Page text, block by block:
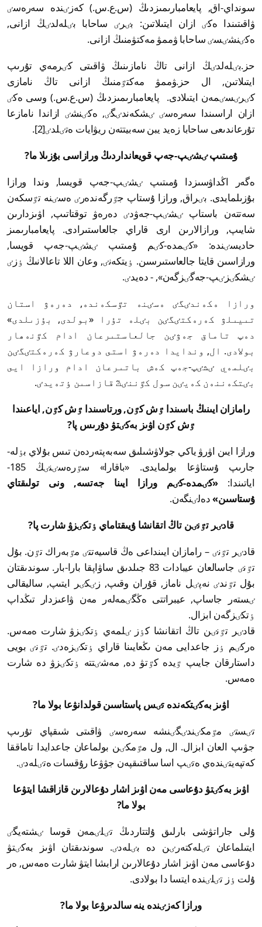
سونداي-اق, پايعامبارىمىزدىڭ (س.ع.س.) كەزٸندە سەرەسٸ
ۋاقىتىندا ەكٸ ازان ايتىلاتىن: بٸرٸ ساحابا بٸلەلدٸڭ ازانى,
ەكٸنشٸسٸ ساحابا ۋممۋ مەكتۋمنىڭ ازانى.
حز.بٸلەلدٸڭ ازانى تاڭ نامازىنىڭ ۋاقىتى كٸرمەي تۇرىپ
ايتىلاتىن, ال حز.ۋممۋ مەكتٷمنىڭ ازانى تاڭ نامازى
كٸرٸسٸمەن ايتىلادى. پايعامبارىمىزدىڭ (س.ع.س.) وسى ەكٸ
ازان اراسىندا سەرەسٸ ٸشكەندٸگٸ, ەكٸنشٸ ازاندا نامازعا
تۇرعاندىعى ساحابا زەيد يبن سەبيتتەن ريۋايات ەتٸلدٸ[2].
ۇمىتىپ ٸشٸپ-جەپ قويعانداردىڭ ورازاسى بۇزىلا ما?
ەگەر اڭداۋسىزدا ۇمىتىپ ٸشٸپ-جەپ قويسا, وندا ورازا
بۇزىلمايدى. بٸراق, ورازا ۇستاپ جٷرگەندەرٸ ەسٸنە تٷسكەن
سەتتەن باستاپ ٸشٸپ-جەۋدٸ دەرەۋ توقتاتىپ, اۋىزدارىن
شايىپ, ورازالارىن ارى قاراي جالعاستىرادى. پايعامبارىمىز
حاديسٸندە: «كٸمدە-كٸم ۇمىتىپ ٸشٸپ-جەپ قويسا,
ورازاسىن قايتا جالعاستىرسىن. ٶيتكەنٸ, وعان اللا تاعالانىڭ ٶزٸ
ٸشكٸزٸپ-جەگٸزگەن», - دەيدٸ.
ورازا ەكەندٸگٸ ەسٸنە تٷسكەندە, دەرەۋ استان
تىيىلۋ كەرەكتٸگٸن بٸلە تۇرا «بولدى, بۇزىلدى»
دەپ تاماق جەۋٸن جالعاستىرعان ادام كٷنەھار
بولادى. ال, وندايدا دەرەۋ استى دوعارۋ كەرەكتٸگٸن
بٸلمەي ٸشٸپ-جەپ كەش باتىرعان ادام ورازا ايى
بٸتكەننەن كەيٸن سول كٷننٸڭ قازاسىن ٶتەيدٸ.
رامازان ايىنىڭ باسىندا ٷش كٷن, ورتاسىندا ٷش كٷن, اياعىندا
ٷش كٷن اۋىز بەكٸتۋ دۇرىس پا?
ورازا ايىن اۋرۋ ياكي جولاۋشىلىق سەبەپتەردەن تىس بۇلاي بٶلە-
جارىپ ۇستاۋعا بولمايدى. «باقارا» سٷرەسٸنٸڭ 185-
اياتىندا: «كٸمدە-كٸم ورازا ايىنا جەتسە, ونى تولىقتاي
ۇستاسىن»دەلٸنگەن.
قادٸر تٷنٸن تاڭ اتقانشا ۇيىقتاماي ٶتكٸزۋ شارت پا?
قادٸر تٷنٸ – رامازان ايىنداعى ەڭ قاسيەتتٸ مٷبەراك تٷن. بۇل
تٷنٸ جاسالعان عيبادات 83 جىلدىق ساۋاپقا بارا-بار. سوندىقتان
بۇل تٷندٸ نەپٸل ناماز, قۇران وقىپ, زٸكٸر ايتىپ, ساليقالى
ٸستەر جاساپ, عيبراتتى ەڭگٸمەلەر مەن ۋاعىزدار تىڭداپ
ٶتكٸزگەن ابزال.
قادٸر تٷنٸن تاڭ اتقانشا كٶز ٸلمەي ٶتكٸزۋ شارت ەمەس.
ەركٸم ٶز جاعدايى مەن ىڭعايىنا قاراي ٶتكٸزەدٸ. تٷنٸ بويى
داستارقان جايىپ ٷيدە كٷتۋ دە, مەشٸتتە ٶتكٸزۋ دە شارت
ەمەس.
اۋىز بەكٸتكەندە تٸس پاستاسىن قولدانۋعا بولا ما?
تٸستٸ مٷمكٸندٸگٸنشە سەرەسٸ ۋاقىتى شىقپاي تۇرىپ
جۋىپ العان ابزال. ال, ول مٷمكٸن بولماعان جاعدايدا تاماققا
كەتپەيتٸندەي ەتٸپ اسا ساقتىقپەن جۋۋعا رۇقسات ەتٸلەدٸ.
اۋىز بەكٸتۋ دۇعاسى مەن اۋىز اشار دۇعالارىن قازاقشا ايتۋعا
بولا ما?
ۇلى جاراتۋشى بارلىق ۇلتتاردىڭ تٸلٸمەن قوسا ٸشتەيگٸ
ايتىلماعان تٸلەكتەرٸن دە بٸلەدٸ. سوندىقتان اۋىز بەكٸتۋ
دۇعاسى مەن اۋىز اشار دۇعالارىن ارابشا ايتۋ شارت ەمەس, ەر
ۇلت ٶز تٸلٸندە ايتسا دا بولادى.
ورازا كەزٸندە ينە سالدىرۋعا بولا ما?